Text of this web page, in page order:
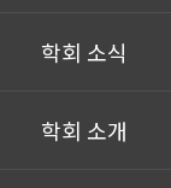
학회 소식
학회 소개